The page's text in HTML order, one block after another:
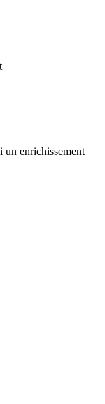
un enrichissement